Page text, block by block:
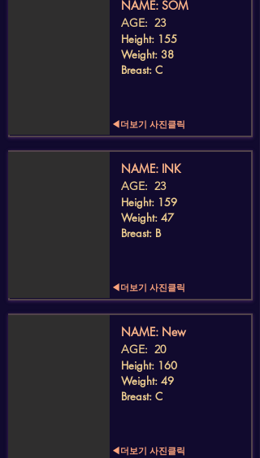
​NAME: SOM
AGE: 23
Height: 155
Weight: 38
Breast: C
◀더보기 사진클릭
​NAME: INK
AGE: 23
Height: 159
Weight: 47
Breast: B
◀더보기 사진클릭
​NAME: New
AGE: 20
Height: 160
Weight: 49
Breast: C
◀더보기 사진클릭